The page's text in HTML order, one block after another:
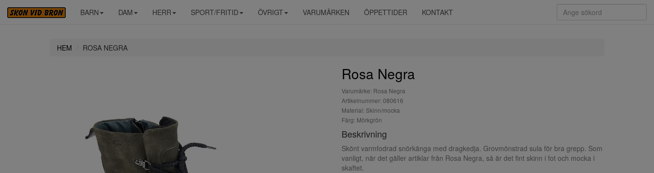
BARN DAM HERR SPORT/FRITID ÖVRIGT VARUMÄRKEN ÖPPETTIDER KONTAKT
HEM ROSA NEGRA
Rosa Negra
Varumärke: Rosa Negra
Artikelnummer: 080616
Material: Skinn/mocka
Färg: Mörkgrön
Beskrivning
Skönt varmfodrad snörkänga med dragkedja. Grovmönstrad sula för bra grepp. Som
vanligt, när det gäller artiklar från Rosa Negra, så är det fint skinn i fot och mocka i
skaftet.